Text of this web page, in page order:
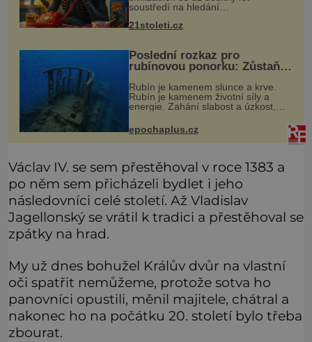
soustředí na hledání
které by příroda sama vytvořila jen
21stoleti.cz
Poslední rozkaz pro
rubínovou ponorku: Zůstaňte
Rubín je kamenem slunce a krve.
Rubín je kamenem životní síly a
energie. Zahání slabost a úzkost,
jménem pro neživý stroj, kterému
člověk prokázal čest nezmizet v tavic
epochaplus.cz
Václav IV. se sem přestěhoval v roce 1383 a
po něm sem přicházeli bydlet i jeho
následovníci celé století. Až Vladislav
Jagellonský se vrátil k tradici a přestěhoval se
zpátky na hrad.
My už dnes bohužel Králův dvůr na vlastní
oči spatřit nemůžeme, protože sotva ho
panovníci opustili, měnil majitele, chátral a
nakonec ho na počátku 20. století bylo třeba
zbourat.